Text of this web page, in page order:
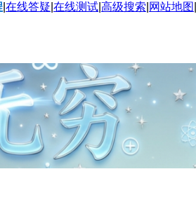
在线答疑 在线测试 高级搜索 网站地图